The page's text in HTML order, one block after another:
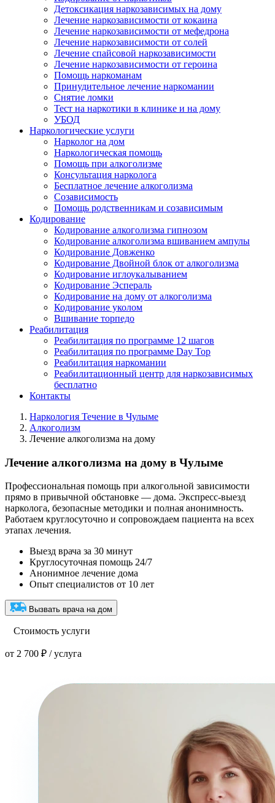
Детоксикация наркозависимых на дому
Лечение наркозависимости от кокаина
Лечение наркозависимости от мефедрона
Лечение наркозависимости от солей
Лечение спайсовой наркозависимости
Лечение наркозависимости от героина
Помощь наркоманам
Принудительное лечение наркомании
Снятие ломки
Тест на наркотики в клинике и на дому
УБОД
Наркологические услуги
Нарколог на дом
Наркологическая помощь
Помощь при алкоголизме
Консультация нарколога
Бесплатное лечение алкоголизма
Созависимость
Помощь родственникам и созависимым
Кодирование
Кодирование алкоголизма гипнозом
Кодирование алкоголизма вшиванием ампулы
Кодирование Довженко
Кодирование Двойной блок от алкоголизма
Кодирование иглоукалыванием
Кодирование Эспераль
Кодирование на дому от алкоголизма
Кодирование уколом
Вшивание торпедо
Реабилитация
Реабилитация по программе 12 шагов
Реабилитация по программе Day Top
Реабилитация наркомании
Реабилитационный центр для наркозависимых
бесплатно
Контакты
Наркология Течение в Чулыме
Алкоголизм
Лечение алкоголизма на дому
Лечение алкоголизма на дому в Чулыме
Профессиональная помощь при алкогольной зависимости
прямо в привычной обстановке — дома. Экспресс-выезд
нарколога, безопасные методики и полная анонимность.
Работаем круглосуточно и сопровождаем пациента на всех
этапах лечения.
Выезд врача за 30 минут
Круглосуточная помощь 24/7
Анонимное лечение дома
Опыт специалистов от 10 лет
Вызвать врача на дом
Стоимость услуги
от 2 700 ₽ / услуга